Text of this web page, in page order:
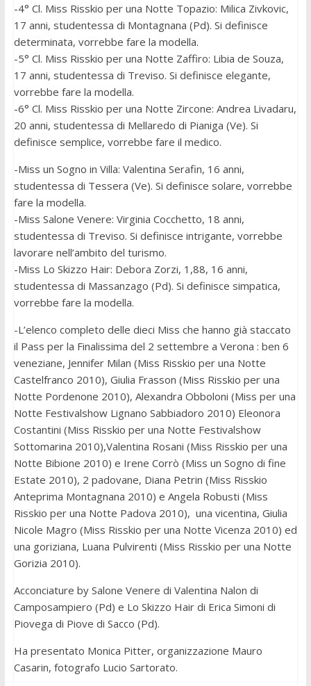
-4° Cl. Miss Risskio per una Notte Topazio: Milica Zivkovic,
17 anni, studentessa di Montagnana (Pd). Si definisce
determinata, vorrebbe fare la modella.
-5° Cl. Miss Risskio per una Notte Zaffiro: Libia de Souza,
17 anni, studentessa di Treviso. Si definisce elegante,
vorrebbe fare la modella.
-6° Cl. Miss Risskio per una Notte Zircone: Andrea Livadaru,
20 anni, studentessa di Mellaredo di Pianiga (Ve). Si
definisce semplice, vorrebbe fare il medico.
-Miss un Sogno in Villa: Valentina Serafin, 16 anni,
studentessa di Tessera (Ve). Si definisce solare, vorrebbe
fare la modella.
-Miss Salone Venere: Virginia Cocchetto, 18 anni,
studentessa di Treviso. Si definisce intrigante, vorrebbe
lavorare nell’ambito del turismo.
-Miss Lo Skizzo Hair: Debora Zorzi, 1,88, 16 anni,
studentessa di Massanzago (Pd). Si definisce simpatica,
vorrebbe fare la modella.
-L’elenco completo delle dieci Miss che hanno già staccato
il Pass per la Finalissima del 2 settembre a Verona : ben 6
veneziane, Jennifer Milan (Miss Risskio per una Notte
Castelfranco 2010), Giulia Frasson (Miss Risskio per una
Notte Pordenone 2010), Alexandra Obboloni (Miss per una
Notte Festivalshow Lignano Sabbiadoro 2010) Eleonora
Costantini (Miss Risskio per una Notte Festivalshow
Sottomarina 2010),Valentina Rosani (Miss Risskio per una
Notte Bibione 2010) e Irene Corrò (Miss un Sogno di fine
Estate 2010), 2 padovane, Diana Petrin (Miss Risskio
Anteprima Montagnana 2010) e Angela Robusti (Miss
Risskio per una Notte Padova 2010), una vicentina, Giulia
Nicole Magro (Miss Risskio per una Notte Vicenza 2010) ed
una goriziana, Luana Pulvirenti (Miss Risskio per una Notte
Gorizia 2010).
Acconciature by Salone Venere di Valentina Nalon di
Camposampiero (Pd) e Lo Skizzo Hair di Erica Simoni di
Piovega di Piove di Sacco (Pd).
Ha presentato Monica Pitter, organizzazione Mauro
Casarin, fotografo Lucio Sartorato.